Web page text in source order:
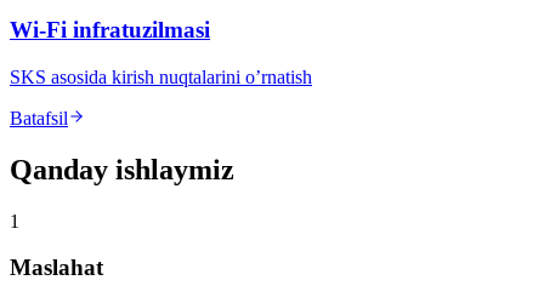
Wi-Fi infratuzilmasi
SKS asosida kirish nuqtalarini o’rnatish
Batafsil
Qanday ishlaymiz
1
Maslahat